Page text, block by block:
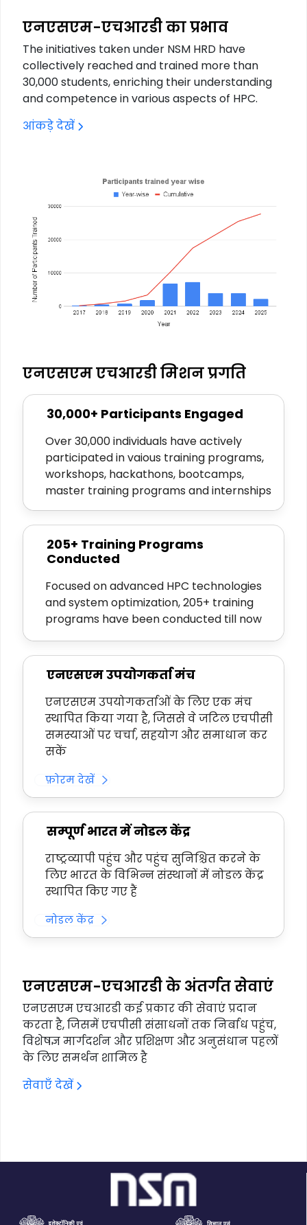
एनएसएम-एचआरडी का प्रभाव
The initiatives taken under NSM HRD have
collectively reached and trained more than
30,000 students, enriching their understanding
and competence in various aspects of HPC.
आंकड़े देखें
एनएसएम एचआरडी मिशन प्रगति
30,000+ Participants Engaged
Over 30,000 individuals have actively
participated in vaious training programs,
workshops, hackathons, bootcamps,
master training programs and internships
205+ Training Programs
Conducted
Focused on advanced HPC technologies
and system optimization, 205+ training
programs have been conducted till now
एनएसएम उपयोगकर्ता मंच
एनएसएम उपयोगकर्ताओं के लिए एक मंच
स्थापित किया गया है, जिससे वे जटिल एचपीसी
समस्याओं पर चर्चा, सहयोग और समाधान कर
सकें
फ़ोरम देखें
सम्पूर्ण भारत में नोडल केंद्र
राष्ट्रव्यापी पहुंच और पहुंच सुनिश्चित करने के
लिए भारत के विभिन्न संस्थानों में नोडल केंद्र
स्थापित किए गए हैं
नोडल केंद्र
एनएसएम-एचआरडी के अंतर्गत सेवाएं
एनएसएम एचआरडी कई प्रकार की सेवाएं प्रदान
करता है, जिसमें एचपीसी संसाधनों तक निर्बाध पहुंच,
विशेषज्ञ मार्गदर्शन और प्रशिक्षण और अनुसंधान पहलों
के लिए समर्थन शामिल है
सेवाएँ देखें